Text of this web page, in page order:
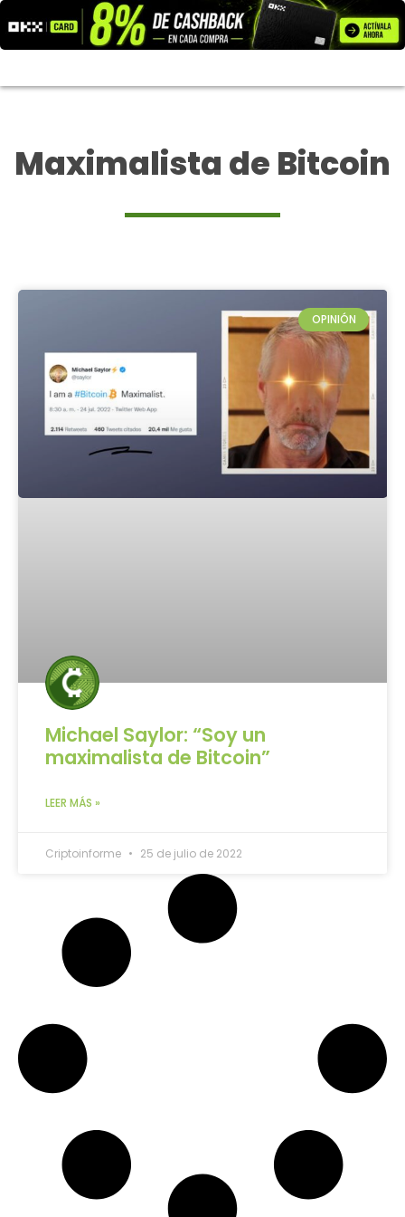
al
contenido
Maximalista de Bitcoin
OPINIÓN
Michael Saylor: “Soy un
maximalista de Bitcoin”
LEER MÁS »
Criptoinforme 25 de julio de 2022